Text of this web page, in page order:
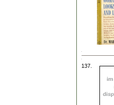
137.